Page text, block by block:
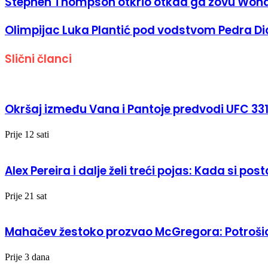
mailom
Olimpijac Luka Plantić pod vodstvom Pedra
Slični članci
Okršaj između Vana i Pantoje predvodi UFC
Prije 12 sati
Alex Pereira i dalje želi treći pojas: Kada si
Prije 21 sat
Mahačev žestoko prozvao McGregora:
Prije 3 dana